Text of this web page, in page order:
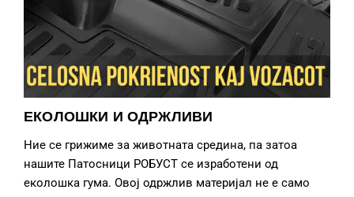
ЕКОЛОШКИ И ОДРЖЛИВИ
Ние се грижиме за животната средина, па затоа
нашите Патосници РОБУСТ се изработени од
еколошка гума. Овој одржлив материјал не е само